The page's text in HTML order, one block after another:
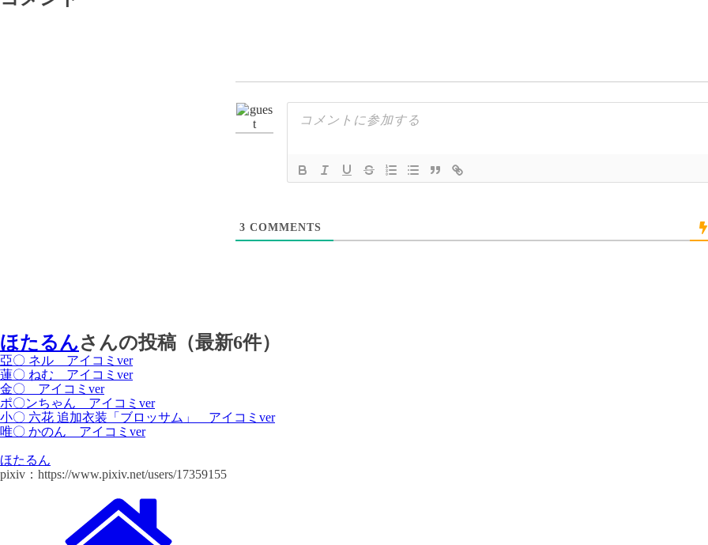
の
記
3 COMMENTS
ほたるんさんの投稿（最新6件）
亞〇 ネル アイコミver
蓮〇 ねむ アイコミver
金〇 アイコミver
ポ〇ンちゃん アイコミver
小〇 六花 追加衣装「ブロッサム」 アイコミver
唯〇 かのん アイコミver
ほたるん
pixiv：https://www.pixiv.net/users/17359155